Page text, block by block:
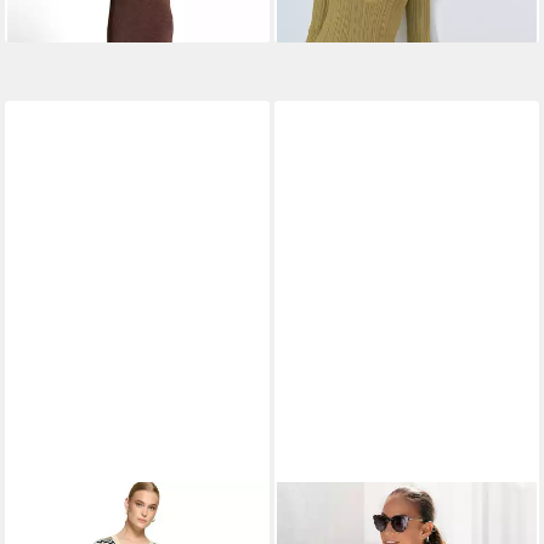
Strickkleid Damen mit
Strickkleid mit